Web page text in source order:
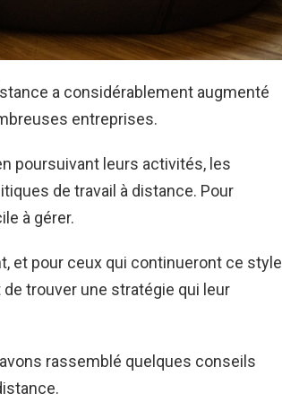
a considérablement augmenté
entreprises.
poursuivant leurs activités, les
de travail à distance. Pour
à gérer.
et pour ceux qui continueront ce style
trouver une stratégie qui leur
rassemblé quelques conseils